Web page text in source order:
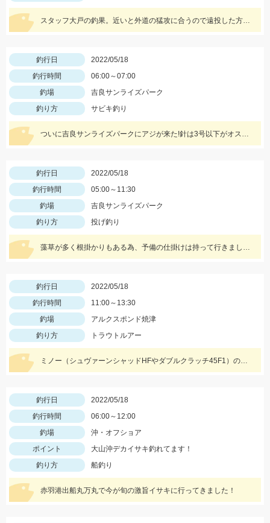
スタッフ大戸の釣果。近いと外道の猛攻に合うので遠投した方がキスのアタリが出る。イシグロの赤イソメ使用。
釣行日
2022/05/18
釣行時間
06:00～07:00
釣場
吉良サンライズパーク
釣り方
サビキ釣り
ついに吉良サンライズパークにアジが来た!針は3号以下がオススメ!サバは大漁!小型のメタルジグでも楽しめます♪
釣行日
2022/05/18
釣行時間
05:00～11:30
釣場
吉良サンライズパーク
釣り方
投げ釣り
藻草が多く根掛かりもある為、予備の仕掛けは持って行きましょう。エサは石ゴカイを使用しました。
釣行日
2022/05/18
釣行時間
11:00～13:30
釣場
アルクスポンド焼津
釣り方
トラウトルアー
ミノー（シュヴァーンシャッドHFやダブルクラッチ45F1）のハイフロート釣法に好反応でした！
釣行日
2022/05/18
釣行時間
06:00～12:00
釣場
沖・オフショア
ポイント
大山沖デカイサキ釣れてます！
釣り方
船釣り
赤羽港出船丸万丸で今が旬の激旨イサキに行ってきました！